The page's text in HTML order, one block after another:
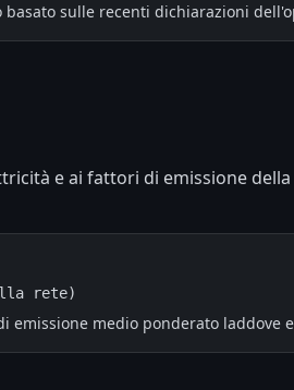
basato sulle recenti dichiarazioni
e ai fattori di emissione
rete)
medio ponderato laddove